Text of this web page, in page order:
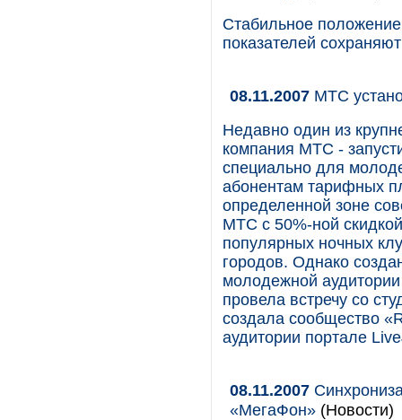
Стабильное
показателей
08.11.2007 МТС
Недавно один из
компания МТС -
специально для
абонентам тарифных
определенной зоне
МТС с 50%-ной
популярных ночных
городов. Однако
молодежной
провела встречу со
создала сообщество
аудитории портале
08.11.2007
«МегаФон» (Новости)